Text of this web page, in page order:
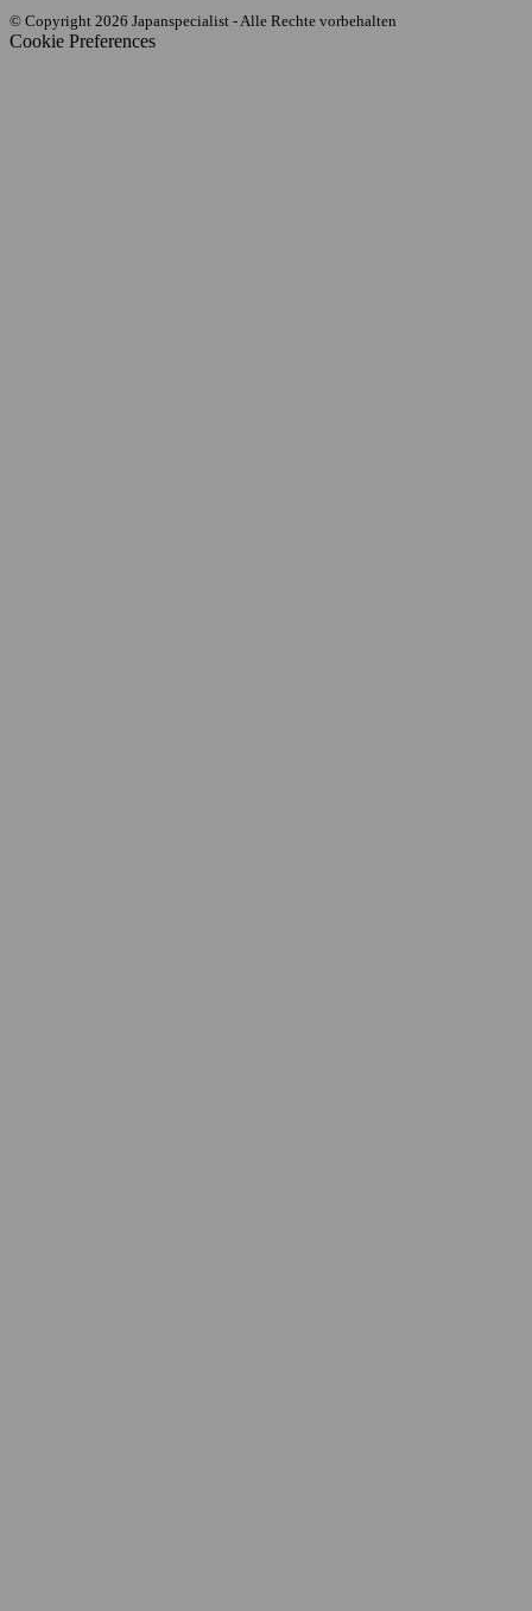
© Copyright 2026 Japanspecialist - Alle Rechte vorbehalten
Cookie Preferences